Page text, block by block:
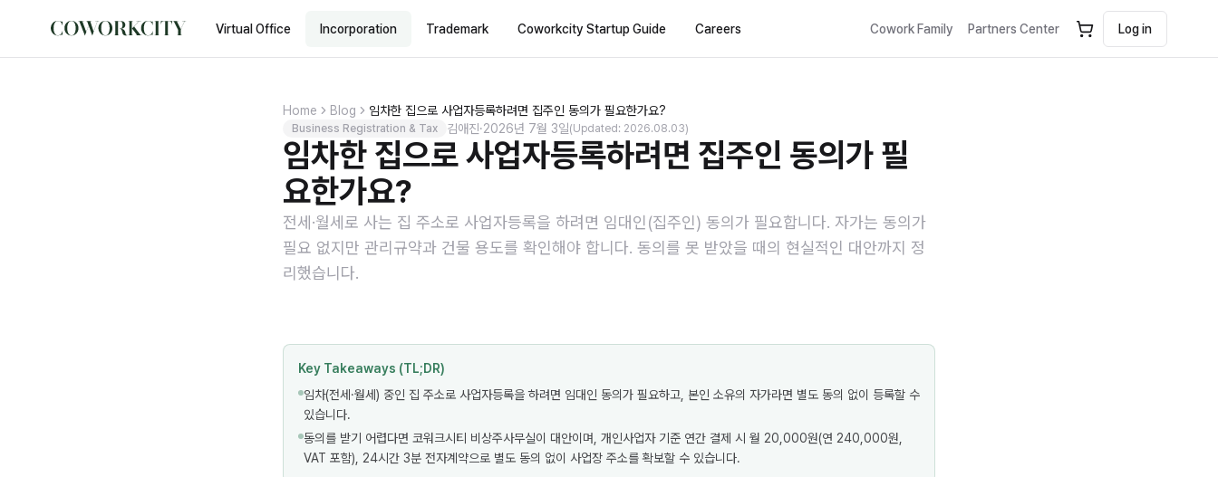
Virtual Office Incorporation Trademark Coworkcity Startup Guide Careers Cowork Family Partners Center Log in
Home Blog 임차한 집으로 사업자등록하려면 집주인 동의가 필요한가요?
Business Registration & Tax 김애진·2026년 7월 3일(Updated: 2026.08.03)
임차한 집으로 사업자등록하려면 집주인 동의가 필
요한가요?
전세·월세로 사는 집 주소로 사업자등록을 하려면 임대인(집주인) 동의가 필요합니다. 자가는 동의가
필요 없지만 관리규약과 건물 용도를 확인해야 합니다. 동의를 못 받았을 때의 현실적인 대안까지 정
리했습니다.
Key Takeaways (TL;DR)
임차(전세·월세) 중인 집 주소로 사업자등록을 하려면 임대인 동의가 필요하고, 본인 소유의 자가라면 별도 동의 없이 등록할 수
있습니다.
동의를 받기 어렵다면 코워크시티 비상주사무실이 대안이며, 개인사업자 기준 연간 결제 시 월 20,000원(연 240,000원,
VAT 포함), 24시간 3분 전자계약으로 별도 동의 없이 사업장 주소를 확보할 수 있습니다.